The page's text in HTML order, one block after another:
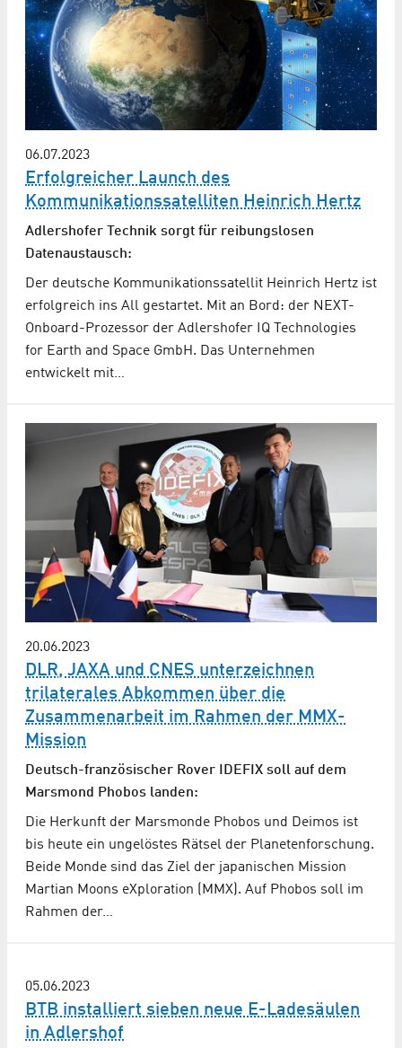
06.07.2023
Erfolgreicher Launch des
Kommunikationssatelliten Heinrich Hertz
Adlershofer Technik sorgt für reibungslosen
Datenaustausch:
Der deutsche Kommunikationssatellit Heinrich Hertz ist
erfolgreich ins All gestartet. Mit an Bord: der NEXT-
Onboard-Prozessor der Adlershofer IQ Technologies
for Earth and Space GmbH. Das Unternehmen
entwickelt mit…
20.06.2023
DLR, JAXA und CNES unterzeichnen
trilaterales Abkommen über die
Zusammenarbeit im Rahmen der MMX-
Mission
Deutsch-französischer Rover IDEFIX soll auf dem
Marsmond Phobos landen:
Die Herkunft der Marsmonde Phobos und Deimos ist
bis heute ein ungelöstes Rätsel der Planetenforschung.
Beide Monde sind das Ziel der japanischen Mission
Martian Moons eXploration (MMX). Auf Phobos soll im
Rahmen der…
05.06.2023
BTB installiert sieben neue E-Ladesäulen
in Adlershof